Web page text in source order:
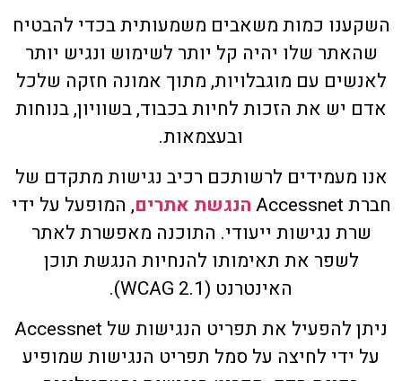
השקענו כמות משאבים משמעותית בכדי להבטיח
שהאתר שלו יהיה קל יותר לשימוש ונגיש יותר
לאנשים עם מוגבלויות, מתוך אמונה חזקה שלכל
אדם יש את הזכות לחיות בכבוד, בשוויון, בנוחות
ובעצמאות.
אנו מעמידים לרשותכם רכיב נגישות מתקדם של
חברת Accessnet
הנגשת אתרים, המופעל על ידי
שרת נגישות ייעודי. התוכנה מאפשרת לאתר
לשפר את תאימותו להנחיות הנגשת תוכן
האינטרנט (WCAG 2.1).
ניתן להפעיל את תפריט הנגישות של Accessnet
על ידי לחיצה על סמל תפריט הנגישות שמופיע